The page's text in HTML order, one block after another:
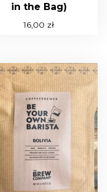
in the Bag)
16,00 zł